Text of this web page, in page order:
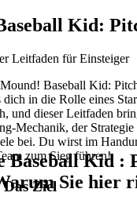
Kid:
Leitfaden für Einsteiger
Baseball Kid:
dich in die Rolle eines
und dieser Leitfaden
Mechanik, der Strategie
bei. Du wirst im
zum Sieg führen!
Ziel
Baseball Kid :
Sie hier